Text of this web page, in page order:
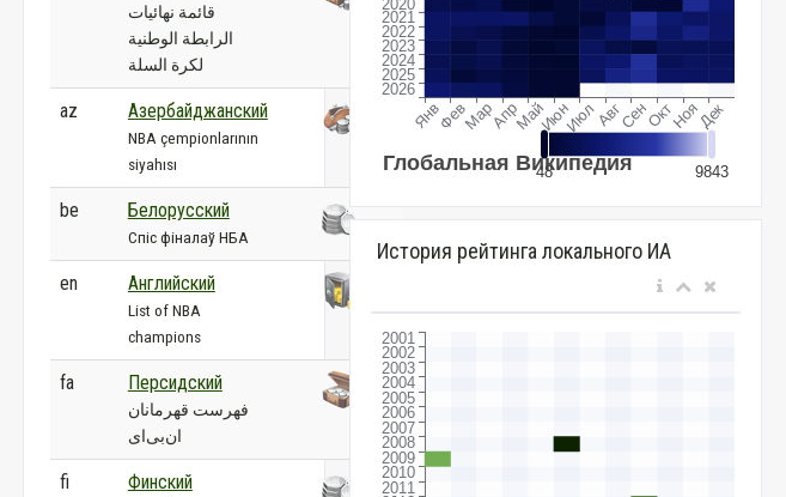
قائمة نهائيات
الرابطة الوطنية
لكرة السلة
az Азербайджанский
NBA çempionlarının
siyahısı
be Белорусский
Спіс фіналаў НБА
en Английский
List of NBA
champions
fa Персидский
فهرست قهرمانان
ان‌بی‌ای
fi Финский
История рейтинга локального ИА